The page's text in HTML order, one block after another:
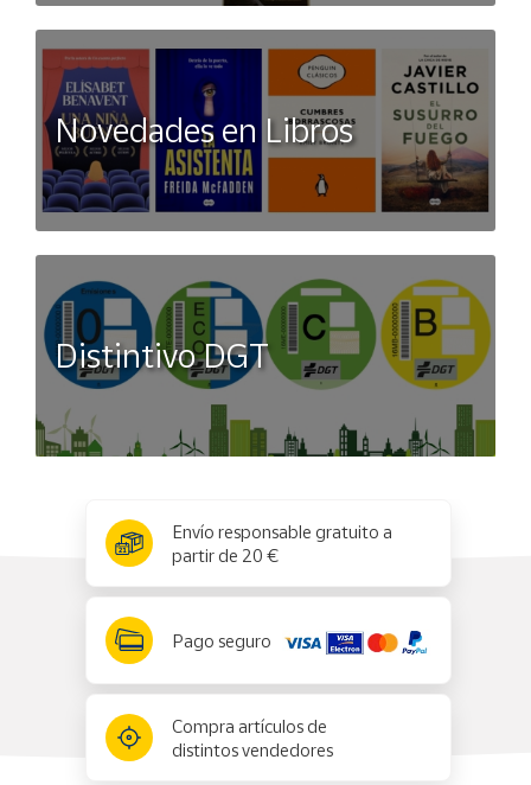
Novedades en Libros
Distintivo DGT
Envío responsable gratuito a
partir de 20 €
Pago seguro
Compra artículos de
distintos vendedores